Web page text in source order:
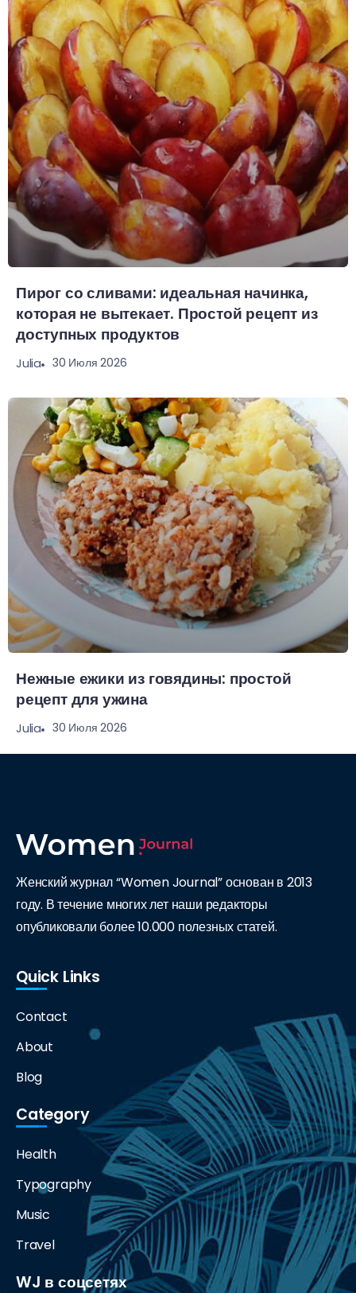
Пирог со сливами: идеальная начинка,
которая не вытекает. Простой рецепт из
доступных продуктов
Julia 30 Июля 2026
Нежные ежики из говядины: простой
рецепт для ужина
Julia 30 Июля 2026
Женский журнал “Women Journal” основан в 2013
году. В течение многих лет наши редакторы
опубликовали более 10.000 полезных статей.
Quick Links
Contact
About
Blog
Category
Health
Typography
Music
Travel
WJ в соцсетях